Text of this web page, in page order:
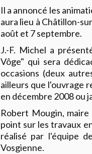
Il a annoncé les
aura lieu à Châtillon-
août et 7 septembre.
J.-F. Michel a
Vôge" qui sera
occasions (deux
ailleurs que l'ouvrage
en décembre 2008 ou
Robert Mougin,
point sur les travaux
réalisé par l'équipe
Vosgienne.